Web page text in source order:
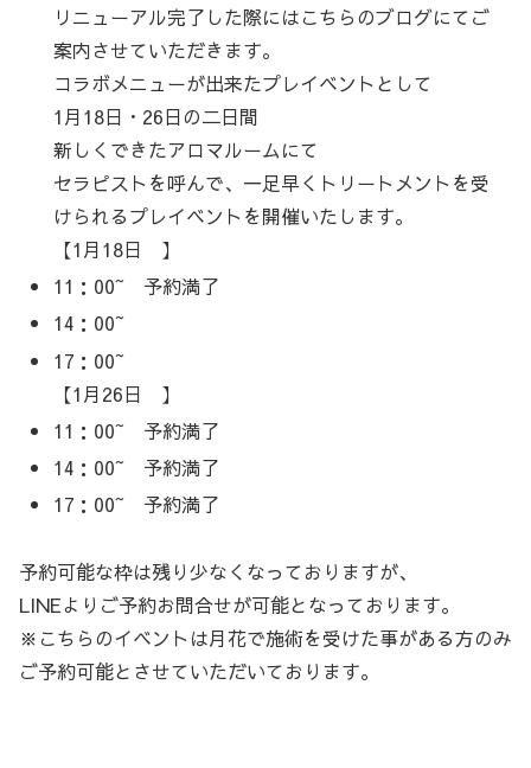
リニューアル完了した際にはこちらのブログにてご
案内させていただきます。
コラボメニューが出来たプレイベントとして
1月18日・26日の二日間
新しくできたアロマルームにて
セラピストを呼んで、一足早くトリートメントを受
けられるプレイベントを開催いたします。
【1月18日 】
11：00~ 予約満了
14：00~
17：00~
【1月26日 】
11：00~ 予約満了
14：00~ 予約満了
17：00~ 予約満了
予約可能な枠は残り少なくなっておりますが、
LINEよりご予約お問合せが可能となっております。
※こちらのイベントは月花で施術を受けた事がある方のみ
ご予約可能とさせていただいております。